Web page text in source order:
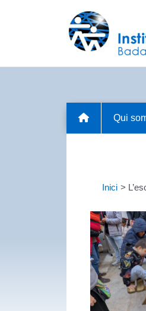
Qui
Inici